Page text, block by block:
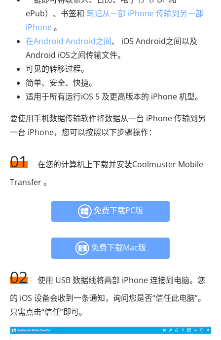
ePub）、书签和 笔记从一部 iPhone 传输到另一部
iPhone 。
在Android Android之间、 iOS Android之间以及
Android iOS之间传输文件。
可见的转移过程。
简单、安全、快捷。
适用于所有运行iOS 5 及更高版本的 iPhone 机型。
要使用手机数据传输软件将数据从一台 iPhone 传输到另
一台 iPhone，您可以按照以下步骤操作：
01
在您的计算机上下载并安装Coolmuster Mobile
Transfer 。
免费下载PC版
免费下载Mac版
02
使用 USB 数据线将两部 iPhone 连接到电脑。您
的 iOS 设备会收到一条通知，询问您是否“信任此电脑”。
只需点击“信任”即可。